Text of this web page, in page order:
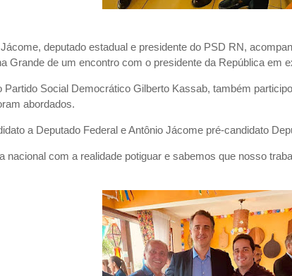
deputado estadual e presidente do PSD RN,
Grande de um encontro com o presidente da República em
Partido Social Democrático Gilberto Kassab, também
abordados.
a Deputado Federal e Antônio Jácome pré-candidato
nacional com a realidade potiguar e sabemos que nosso